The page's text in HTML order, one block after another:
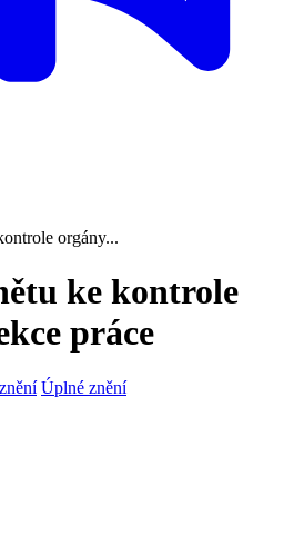
orgány...
ke kontrole
práce
Úplné znění